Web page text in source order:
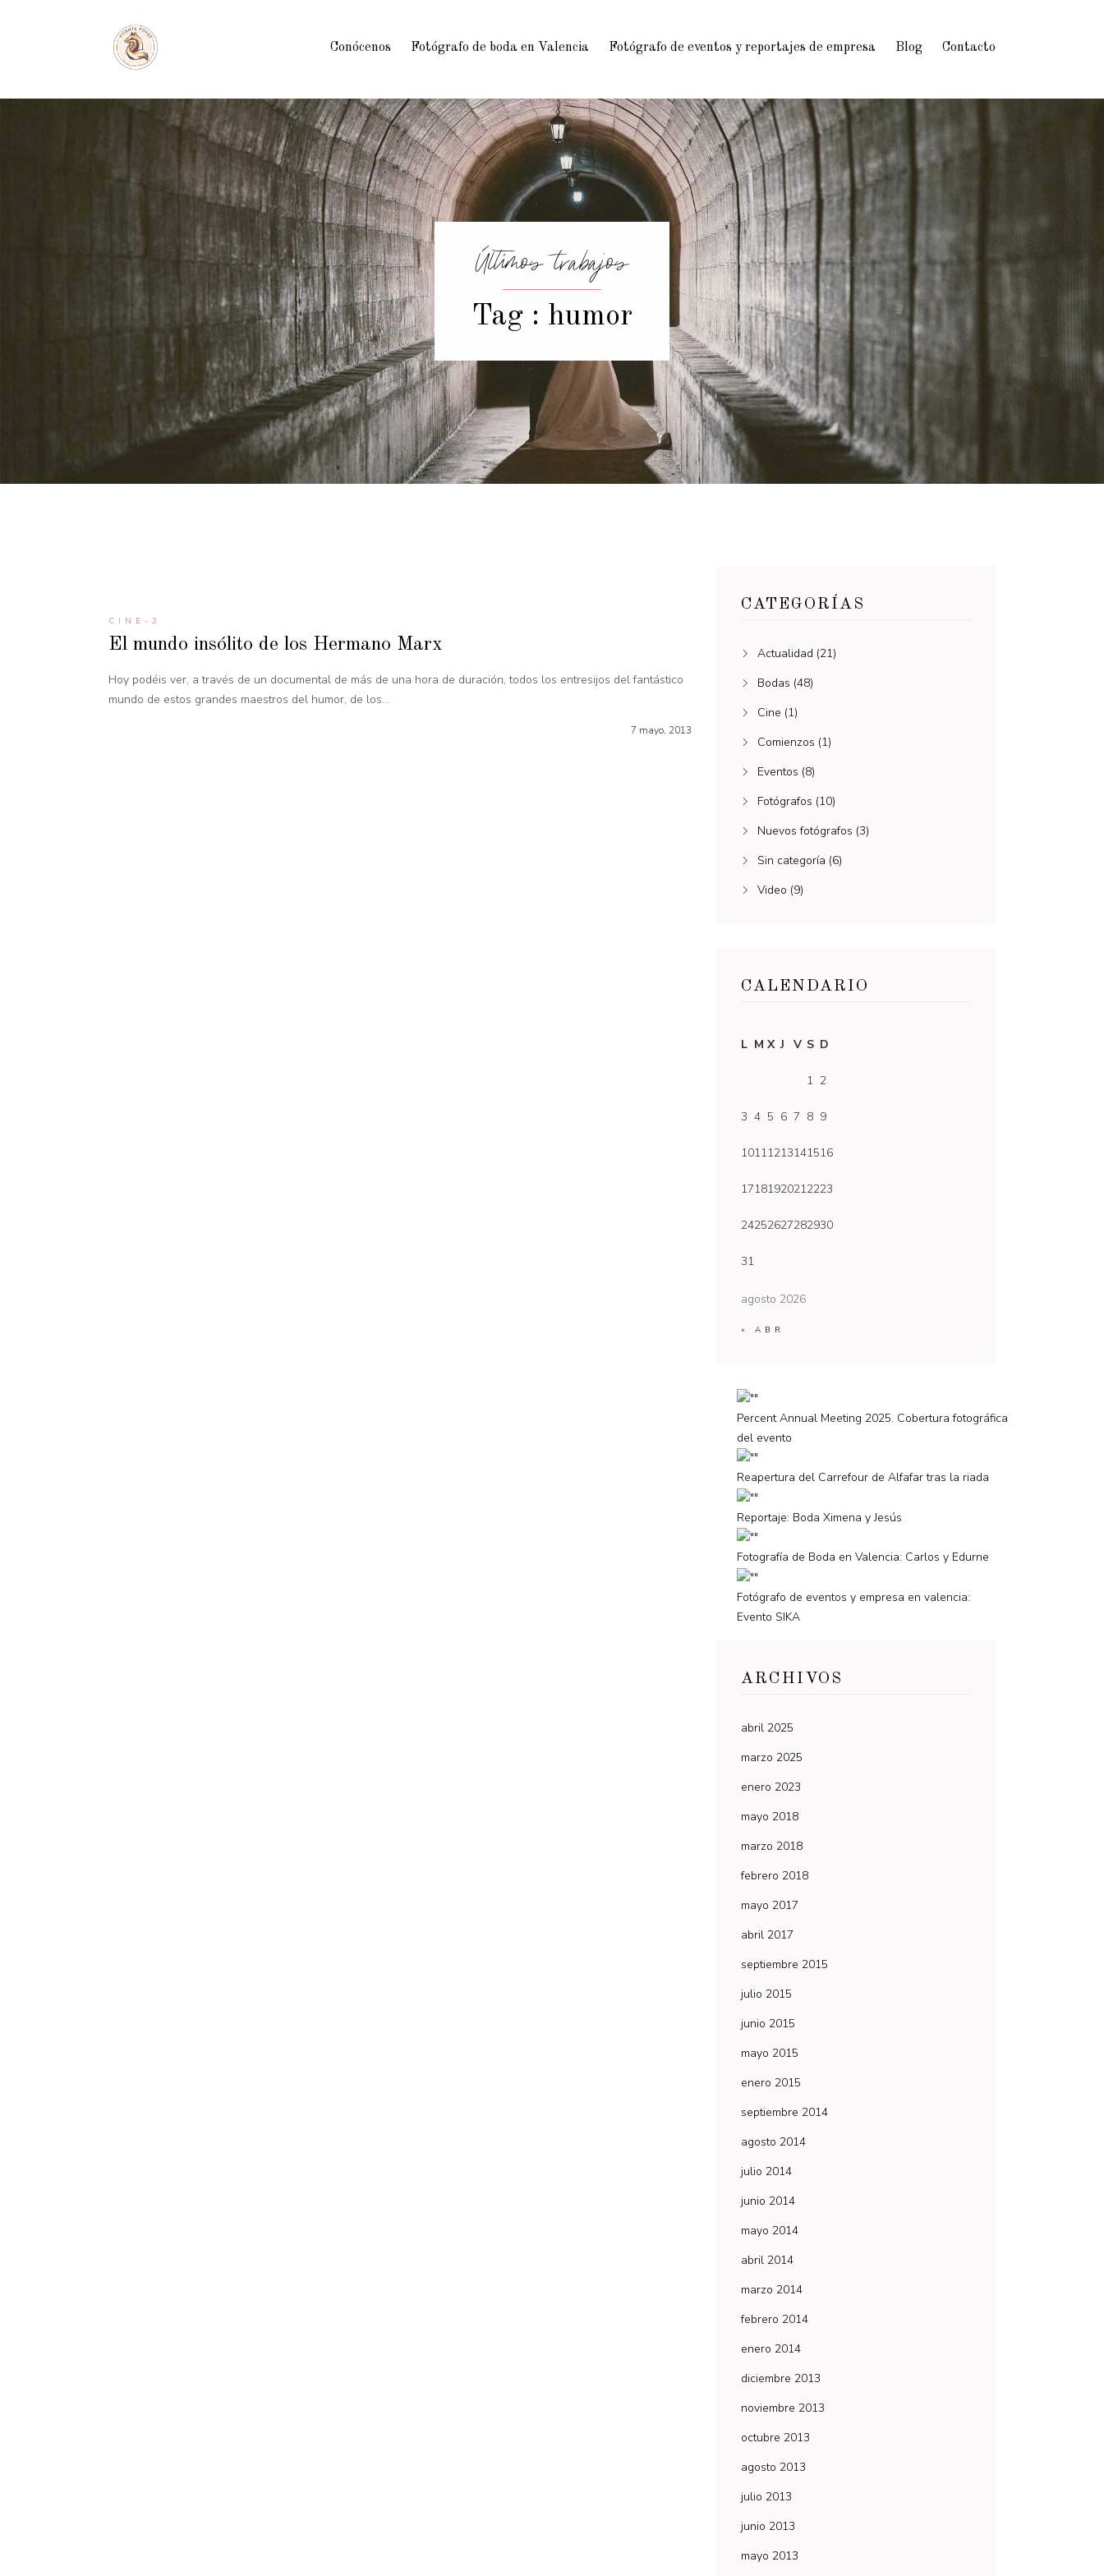
Conócenos Fotógrafo de boda en Valencia Fotógrafo de eventos y reportajes de empresa Blog Contacto
Últimos trabajos
Tag : humor
CINE-2
El mundo insólito de los Hermano Marx
Hoy podéis ver, a través de un documental de más de una hora de duración, todos los entresijos del fantástico
mundo de estos grandes maestros del humor, de los...
7 mayo, 2013
CATEGORÍAS
Actualidad (21)
Bodas (48)
Cine (1)
Comienzos (1)
Eventos (8)
Fotógrafos (10)
Nuevos fotógrafos (3)
Sin categoría (6)
Video (9)
CALENDARIO
agosto 2026
L M X J V S D
1 2
3 4 5 6 7 8 9
10111213141516
17181920212223
24252627282930
31
« ABR
Percent Annual Meeting 2025. Cobertura fotográfica
del evento
Reapertura del Carrefour de Alfafar tras la riada
Reportaje: Boda Ximena y Jesús
Fotografía de Boda en Valencia: Carlos y Edurne
Fotógrafo de eventos y empresa en valencia:
Evento SIKA
ARCHIVOS
abril 2025
marzo 2025
enero 2023
mayo 2018
marzo 2018
febrero 2018
mayo 2017
abril 2017
septiembre 2015
julio 2015
junio 2015
mayo 2015
enero 2015
septiembre 2014
agosto 2014
julio 2014
junio 2014
mayo 2014
abril 2014
marzo 2014
febrero 2014
enero 2014
diciembre 2013
noviembre 2013
octubre 2013
agosto 2013
julio 2013
junio 2013
mayo 2013